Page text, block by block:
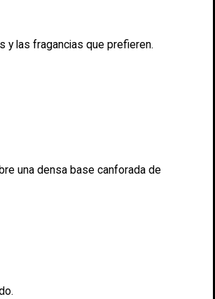
y las fragancias que prefieren.
una densa base canforada de